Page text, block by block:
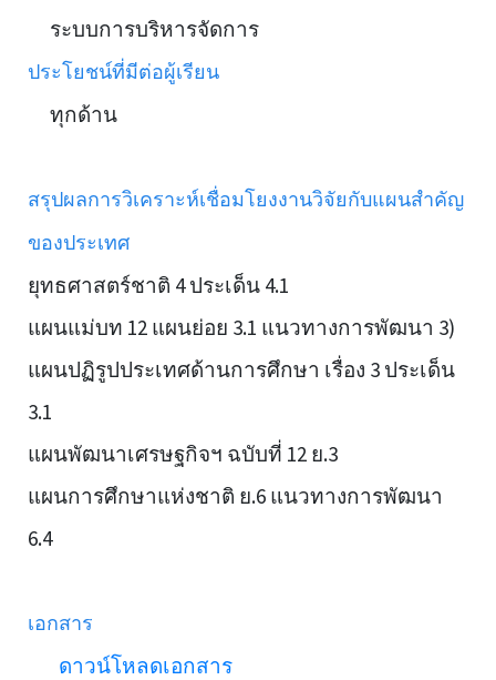
ระบบการบริหารจัดการ
ประโยชน์ที่มีต่อผู้เรียน
ทุกด้าน
สรุปผลการวิเคราะห์เชื่อมโยงงานวิจัยกับแผนสำคัญ
ของประเทศ
ยุทธศาสตร์ชาติ 4 ประเด็น 4.1
แผนแม่บท 12 แผนย่อย 3.1 แนวทางการพัฒนา 3)
แผนปฏิรูปประเทศด้านการศึกษา เรื่อง 3 ประเด็น
3.1
แผนพัฒนาเศรษฐกิจฯ ฉบับที่ 12 ย.3
แผนการศึกษาแห่งชาติ ย.6 แนวทางการพัฒนา
6.4
เอกสาร
ดาวน์โหลดเอกสาร